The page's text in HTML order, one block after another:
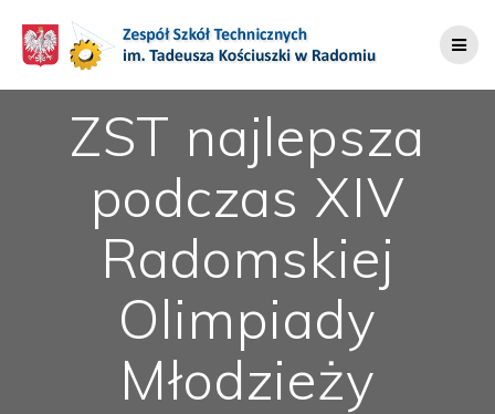
do
treści
ZST najlepsza
podczas XIV
Radomskiej
Olimpiady
Młodzieży